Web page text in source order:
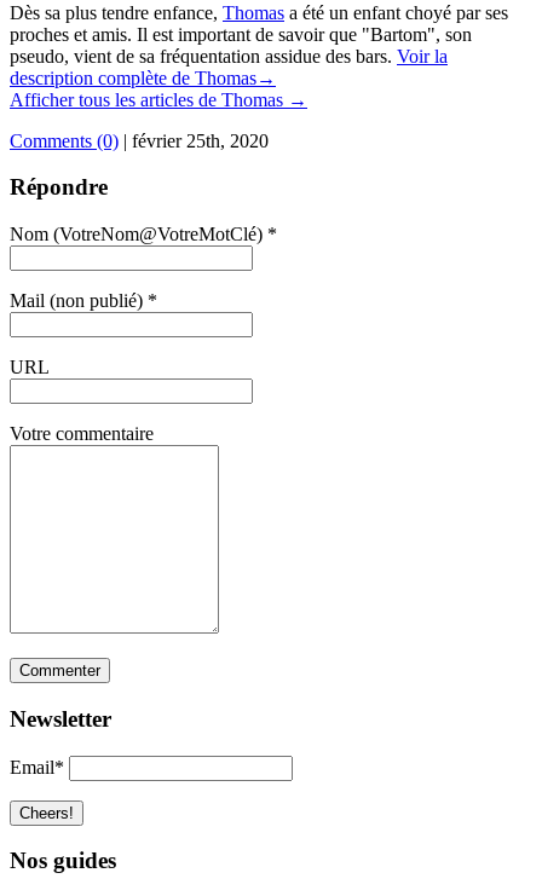
Dès sa plus tendre enfance, Thomas a été un enfant choyé par ses
proches et amis. Il est important de savoir que "Bartom", son
pseudo, vient de sa fréquentation assidue des bars. Voir la
description complète de Thomas→
Afficher tous les articles de Thomas →
Comments (0) | février 25th, 2020
Répondre
Nom (VotreNom@VotreMotClé) *
Mail (non publié) *
URL
Votre commentaire
Newsletter
Email*
Nos guides